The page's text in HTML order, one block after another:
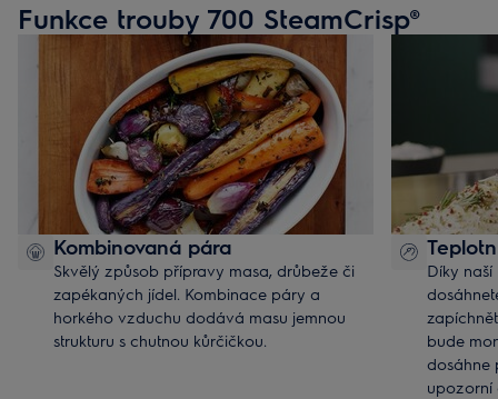
Funkce trouby 700 SteamCrisp®
Kombinovaná pára
Skvělý způsob přípravy masa, drůbeže či
zapékaných jídel. Kombinace páry a
horkého vzduchu dodává masu jemnou
strukturu s chutnou kůrčičkou.
Díky
bude
dosáhne
upozorní